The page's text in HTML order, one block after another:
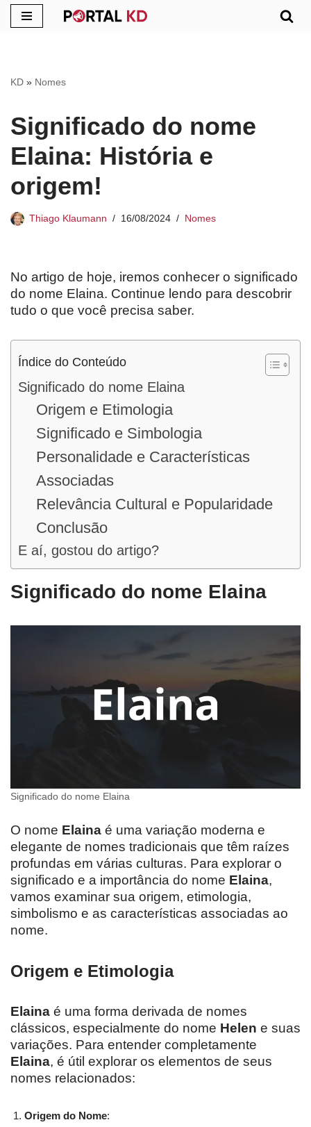
conteúdo
KD » Nomes
Significado do nome
Elaina: História e
origem!
Thiago Klaumann 16/08/2024 Nomes
No artigo de hoje, iremos conhecer o significado
do nome Elaina. Continue lendo para descobrir
tudo o que você precisa saber.
Índice do Conteúdo
Significado do nome Elaina
Origem e Etimologia
Significado e Simbologia
Personalidade e Características
Associadas
Relevância Cultural e Popularidade
Conclusão
E aí, gostou do artigo?
Significado do nome Elaina
Significado do nome Elaina
O nome Elaina é uma variação moderna e
elegante de nomes tradicionais que têm raízes
profundas em várias culturas. Para explorar o
significado e a importância do nome Elaina,
vamos examinar sua origem, etimologia,
simbolismo e as características associadas ao
nome.
Origem e Etimologia
Elaina é uma forma derivada de nomes
clássicos, especialmente do nome Helen e suas
variações. Para entender completamente
Elaina, é útil explorar os elementos de seus
nomes relacionados:
Origem do Nome: